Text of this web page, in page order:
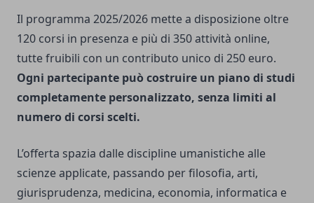
Il programma 2025/2026 mette a disposizione oltre
120 corsi in presenza e più di 350 attività online,
tutte fruibili con un contributo unico di 250 euro.
Ogni partecipante può costruire un piano di studi
completamente personalizzato, senza limiti al
numero di corsi scelti.
L’offerta spazia dalle discipline umanistiche alle
scienze applicate, passando per filosofia, arti,
giurisprudenza, medicina, economia, informatica e